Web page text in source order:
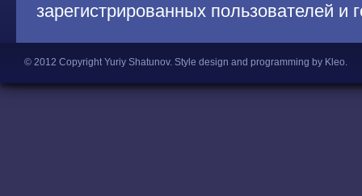
зарегистрированных пользователей и
© 2012 Copyright Yuriy Shatunov. Style design and programming by Kleo.